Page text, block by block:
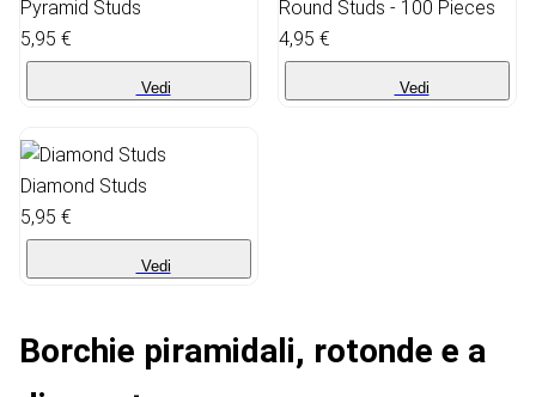
Pyramid Studs
5,95 €
Vedi
Round Studs - 100 Pieces
4,95 €
Vedi
Diamond Studs
5,95 €
Vedi
Borchie piramidali, rotonde e a